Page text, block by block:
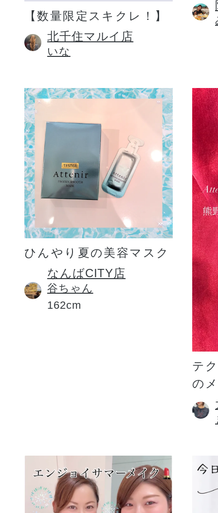
【数量限定スキクレ！】
北千住マルイ店
いな
ひんやり夏の美容マスク
なんばCITY店
谷ちゃん
162cm
テ
の